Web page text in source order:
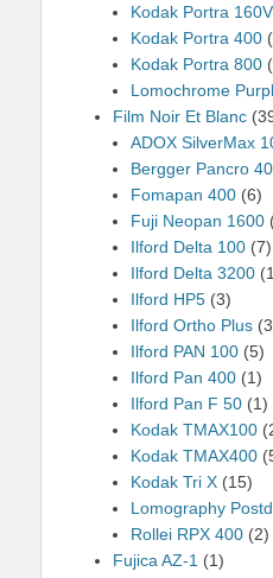
Kodak Portra
Kodak Portra 400
Kodak Portra 800
Lomochrome
Film Noir Et Blanc
ADOX SilverMax
Bergger Pancro
Fomapan 400 (6)
Fuji Neopan 1600
Ilford Delta 100 (7)
Ilford Delta 3200
Ilford HP5 (3)
Ilford Ortho Plus
Ilford PAN 100 (5)
Ilford Pan 400 (1)
Ilford Pan F 50 (1)
Kodak TMAX100
Kodak TMAX400
Kodak Tri X (15)
Lomography
Rollei RPX 400 (2)
Fujica AZ-1 (1)